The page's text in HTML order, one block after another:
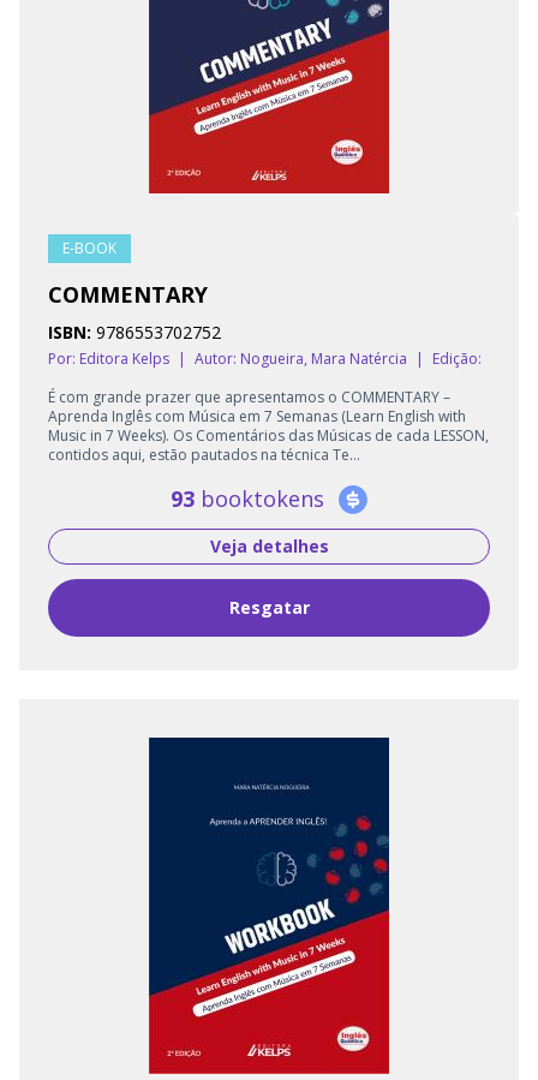
E-BOOK
COMMENTARY
ISBN: 9786553702752
Por: Editora Kelps | Autor: Nogueira, Mara Natércia |
Edição:
É com grande prazer que apresentamos o COMMENTARY –
Aprenda Inglês com Música em 7 Semanas (Learn English with
Music in 7 Weeks). Os Comentários das Músicas de cada LESSON,
contidos aqui, estão pautados na técnica Te...
93 booktokens
Veja detalhes
Resgatar